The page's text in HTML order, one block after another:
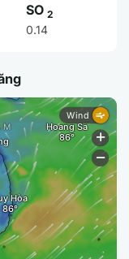
SO 2
0.14